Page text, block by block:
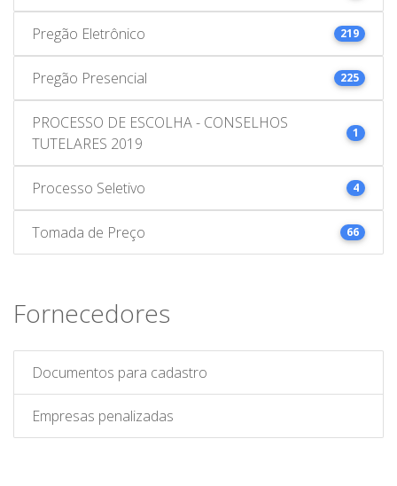
Pregão Eletrônico 219
Pregão Presencial 225
PROCESSO DE ESCOLHA - CONSELHOS
TUTELARES 2019
1
Processo Seletivo 4
Tomada de Preço 66
Fornecedores
Documentos para cadastro
Empresas penalizadas